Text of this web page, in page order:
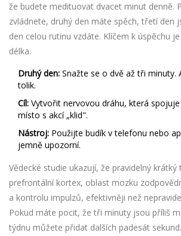
že budete medituovat dvacet minut denně.
zvládnete, druhý den máte spěch, třetí den
den celou rutinu vzdáte. Klíčem k úspěchu
délka.
Druhý den: Snažte se o dvě až tři minuty.
tolik.
Cíl: Vytvořit nervovou dráhu, která
místo s akcí „klid".
Nástroj: Použijte budík v telefonu nebo
jemně upozorní.
Vědecké studie ukazují, že pravidelný krátký
prefrontální kortex, oblast mozku
a kontrolu impulzů, efektivněji než
Pokud máte pocit, že tři minuty jsou příliš
týdnu můžete přidat dalších padesát